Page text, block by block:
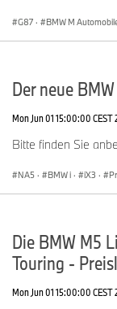
G87 · BMW M
Der neue
Mon Jun 01 15:00:00 CEST
Bitte finden Sie
NA5 · BMW i · iX3 ·
Die BMW M5
Touring -
Mon Jun 01 15:00:00 CEST